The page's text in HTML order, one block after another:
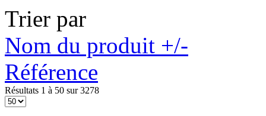
Trier par
Nom du produit +/-
Référence
Résultats 1 à 50 sur 3278